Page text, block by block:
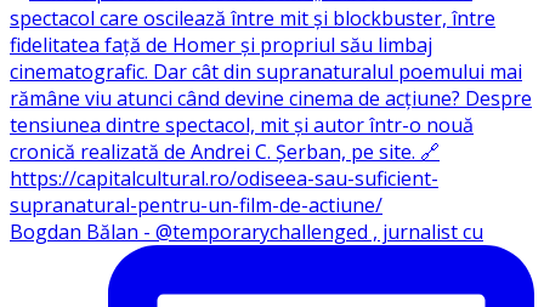
Bogdan Bălan - @temporarychallenged , jurnalist cu